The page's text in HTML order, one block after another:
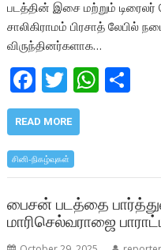
படத்தின் இசை மற்றும்
சாலிகிராமம் பிரசாத் லேபில்
விருந்தினர்களாக…
F
ac
e
b
o
o
k
T
w
itt
er
W
h
A
p
p
READ MORE
சினி-நிகழ்வுகள்
பைசன் படத்தை
மாரிசெல்வராஜை